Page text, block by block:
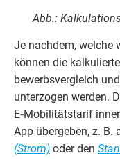
Abb.:
Je nach­dem, wel­che
kön­nen die
be­werbs­ver­gleich
unter­zo­gen wer­den.
E‑Mobilitätstarif
App über­ge­ben, z. B.
(Strom) oder den